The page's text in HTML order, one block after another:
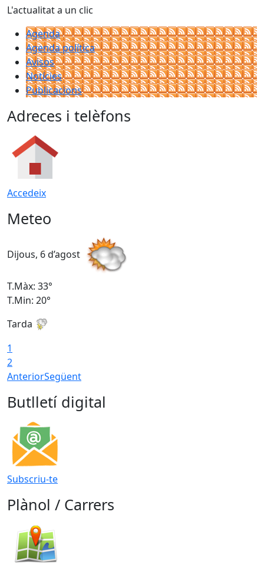
L'actualitat a un clic
Agenda
Agenda política
Avisos
Notícies
Publicacions
Adreces i telèfons
Accedeix
Meteo
Dijous, 6 d’agost
T.Màx: 33°
T.Min: 20°
Tarda
1
2
AnteriorSegüent
Butlletí digital
Subscriu-te
Plànol / Carrers